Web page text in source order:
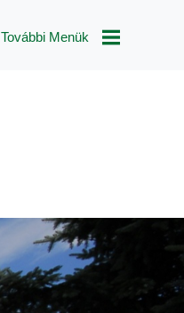
További Menük
Rendelet
Módosítás